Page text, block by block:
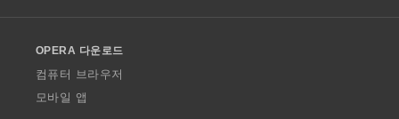
w
O
p
OPERA 다운로드
컴퓨터 브라우저
모바일 앱